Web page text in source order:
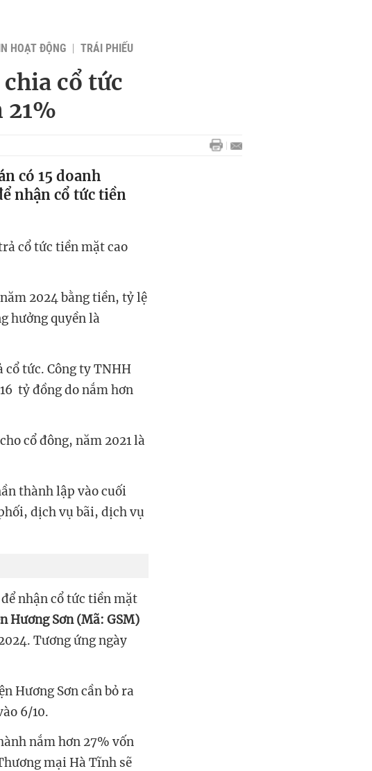
HOẠT ĐỘNG TRÁI PHIẾU
cổ tức
có 15 doanh
nhận cổ tức tiền
cổ tức tiền mặt cao
2024 bằng tiền, tỷ lệ
hưởng quyền là
cổ tức. Công ty TNHH
tỷ đồng do nắm hơn
cổ đông, năm 2021 là
thành lập vào cuối
dịch vụ bãi, dịch vụ
nhận cổ tức tiền mặt
Hương Sơn (Mã: GSM)
Tương ứng ngày
Hương Sơn cần bỏ ra
6/10.
nắm hơn 27% vốn
mại Hà Tĩnh sẽ